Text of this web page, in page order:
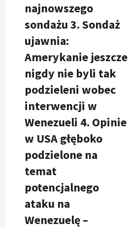
najnowszego
sondażu 3. Sondaż
ujawnia:
Amerykanie jeszcze
nigdy nie byli tak
podzieleni wobec
interwencji w
Wenezueli 4. Opinie
w USA głęboko
podzielone na
temat
potencjalnego
ataku na
Wenezuelę –